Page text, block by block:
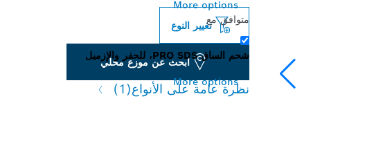
More options
متوافق مع
شحم الساق PRO SDS، للحفر والإزميل
More options
تغيير النوع
ابحث عن موزع محلي
نظرة عامة على الأنواع(1)